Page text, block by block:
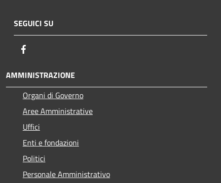
SEGUICI SU
AMMINISTRAZIONE
Organi di Governo
Aree Amministrative
Uffici
Enti e fondazioni
Politici
Personale Amministrativo